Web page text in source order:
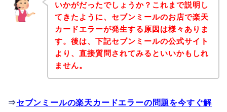
いかがだったでしょうか？これまで説明し
てきたように、セブンミールのお店で楽天
カードエラーが発生する原因は様々ありま
す。後は、下記セブンミールの公式サイト
より、直接質問されてみるといいかもしれ
ません。
⇒セブンミールの楽天カードエラーの問題を今すぐ解